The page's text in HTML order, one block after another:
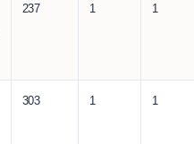
237 1 1
303 1 1